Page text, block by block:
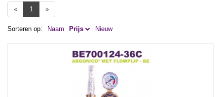
« 1 »
Sorteren op: Naam Prijs Nieuw